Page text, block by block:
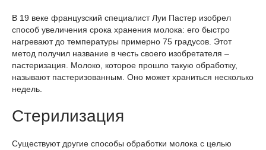
В 19 веке французский специалист Луи Пастер изобрел
способ увеличения срока хранения молока: его быстро
нагревают до температуры примерно 75 градусов. Этот
метод получил название в честь своего изобретателя –
пастеризация. Молоко, которое прошло такую обработку,
называют пастеризованным. Оно может храниться несколько
недель.
Стерилизация
Существуют другие способы обработки молока с целью